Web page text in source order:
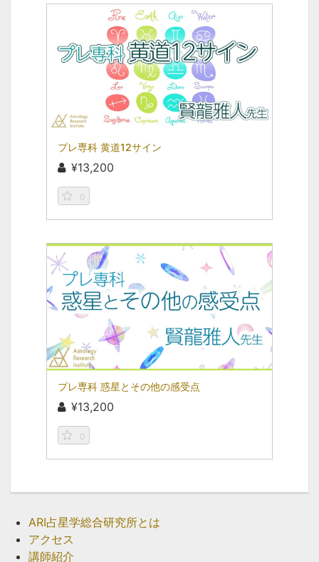
プレ専科 黄道12サイン
¥13,200
0
プレ専科 惑星とその他の感受点
¥13,200
0
ARI占星学総合研究所とは
アクセス
講師紹介